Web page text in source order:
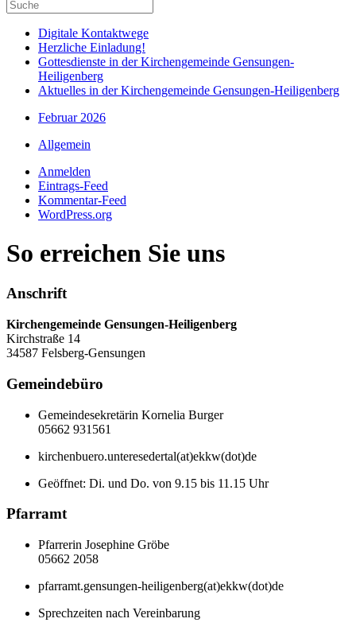
Digitale Kontaktwege
Herzliche Einladung!
Gottesdienste in der Kirchengemeinde Gensungen-
Heiligenberg
Aktuelles in der Kirchengemeinde Gensungen-Heiligenberg
Februar 2026
Allgemein
Anmelden
Eintrags-Feed
Kommentar-Feed
WordPress.org
So erreichen Sie uns
Anschrift
Kirchengemeinde Gensungen-Heiligenberg
Kirchstraße 14
34587 Felsberg-Gensungen
Gemeindebüro
Gemeindesekretärin Kornelia Burger
05662 931561
kirchenbuero.unteresedertal(at)ekkw(dot)de
Geöffnet: Di. und Do. von 9.15 bis 11.15 Uhr
Pfarramt
Pfarrerin Josephine Gröbe
05662 2058
pfarramt.gensungen-heiligenberg(at)ekkw(dot)de
Sprechzeiten nach Vereinbarung